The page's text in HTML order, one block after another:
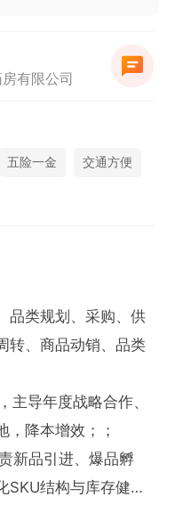
有限公司
五险一金 交通方便
品类规划、采购、供
转、商品动销、品类
主导年度战略合作、
，降本增效；；
新品引进、爆品孵
SKU结构与库存健康